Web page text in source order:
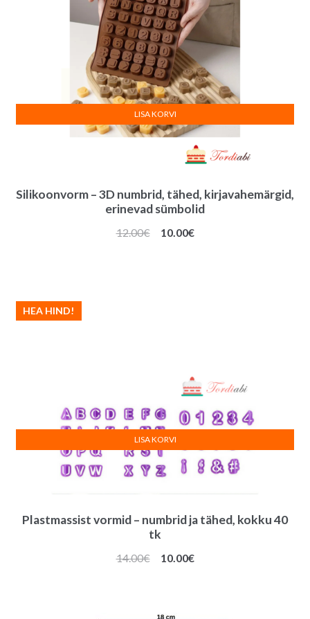
Silikoonvorm – 3D numbrid, tähed, kirjavahemärgid,
erinevad sümbolid
12.00€
Algne
10.00€Praegune
LISA KORVI
Plastmassist vormid – numbrid ja tähed, kokku 40
tk
HEA HIND!
14.00€
Algne
10.00€Praegune
LISA KORVI